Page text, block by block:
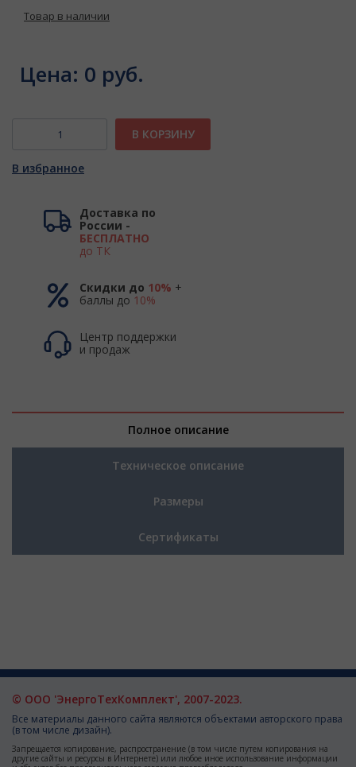
Товар в наличии
Цена: 0 руб.
В КОРЗИНУ
В избранное
Доставка по
России -
БЕСПЛАТНО
до ТК
Скидки до 10% +
баллы до 10%
Центр поддержки
и продаж
Полное описание
Техническое описание
Размеры
Сертификаты
© ООО 'ЭнергоТехКомплект', 2007-2023.
Все материалы данного сайта являются объектами авторского права
(в том числе дизайн).
Запрещается копирование, распространение (в том числе путем копирования на
другие сайты и ресурсы в Интернете) или любое иное использование информации